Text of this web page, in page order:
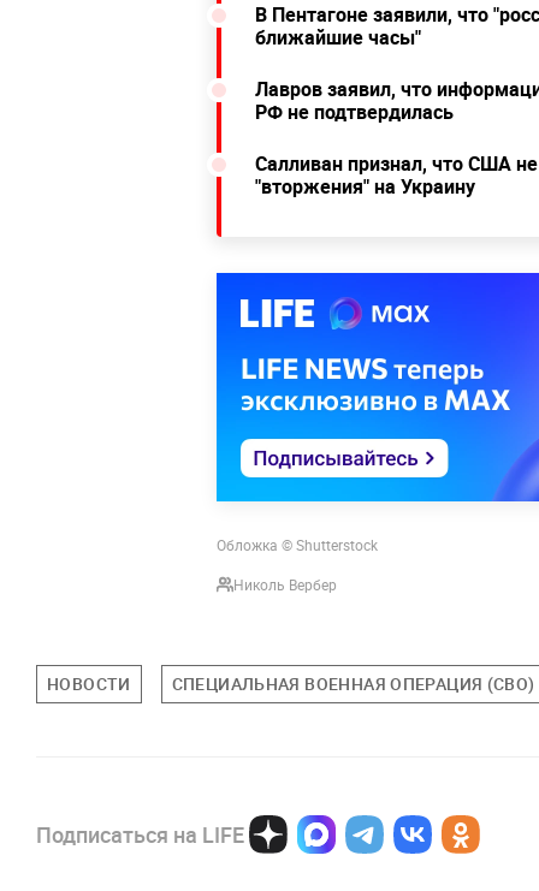
В Пентагоне заявили, что
ближайшие часы"
Лавров заявил, что
РФ не подтвердилась
Салливан признал, что США
"вторжения" на Украину
Обложка © Shutterstock
Николь Вербер
НОВОСТИ СПЕЦИАЛЬНАЯ ВОЕННАЯ ОПЕРАЦИЯ (СВО)
Подписаться на LIFE